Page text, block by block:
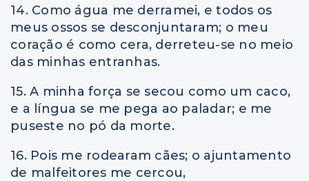
14. Como água me derramei, e todos os
meus ossos se desconjuntaram; o meu
coração é como cera, derreteu-se no meio
das minhas entranhas.
15. A minha força se secou como um caco,
e a língua se me pega ao paladar; e me
puseste no pó da morte.
16. Pois me rodearam cães; o ajuntamento
de malfeitores me cercou,